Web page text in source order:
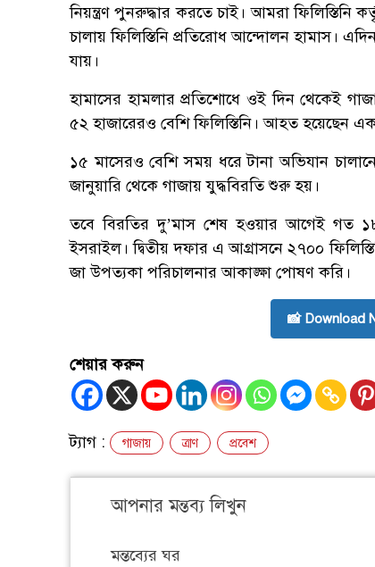
নিয়ন্ত্রণ পুনরুদ্ধার করতে চাই। আমরা ফিলিস্তিনি
চালায় ফিলিস্তিনি প্রতিরোধ আন্দোলন হামাস।
যায়।
হামাসের হামলার প্রতিশোধে ওই দিন থেকেই
৫২ হাজারেরও বেশি ফিলিস্তিনি। আহত হয়েছেন
১৫ মাসেরও বেশি সময় ধরে টানা অভিযান
জানুয়ারি থেকে গাজায় যুদ্ধবিরতি শুরু হয়।
তবে বিরতির দু’মাস শেষ হওয়ার আগেই গত
ইসরাইল। দ্বিতীয় দফার এ আগ্রাসনে ২৭০০
জা উপত্যকা পরিচালনার আকাঙ্ক্ষা পোষণ করি।
📸 Download
শেয়ার করুন
ট্যাগ : গাজায় ত্রাণ প্রবেশ
আপনার মন্তব্য লিখুন
মন্তব্যের ঘর